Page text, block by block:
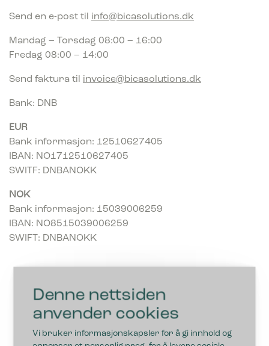
Denne nettsiden
anvender cookies
Vi bruker informasjonskapsler for å gi innhold og
Send en e-post til info@bicasolutions.dk
Mandag – Torsdag 08:00 – 16:00
Fredag 08:00 – 14:00
Send faktura til invoice@bicasolutions.dk
Bank: DNB
EUR
Bank informasjon: 12510627405
IBAN: NO1712510627405
SWITF: DNBANOKK
NOK
Bank informasjon: 15039006259
IBAN: NO8515039006259
SWIFT: DNBANOKK